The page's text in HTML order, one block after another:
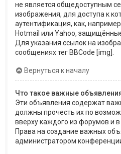
не является общедоступным
изображения, для доступа к
аутентификация, как,
Hotmail или Yahoo,
Для указания ссылок на
сообщениях тег BBCode [img].
Вернуться к началу
Что такое важные
Эти объявления содержат
должны прочесть их по
вверху каждого из форумов и
Права на создание важных
администратором